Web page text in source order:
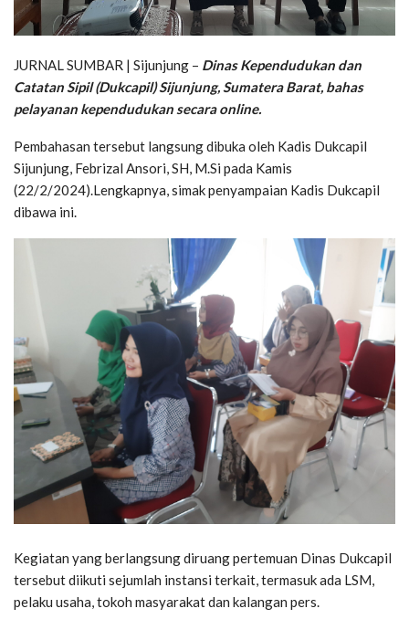
JURNAL SUMBAR | Sijunjung – Dinas Kependudukan dan
Catatan Sipil (Dukcapil) Sijunjung, Sumatera Barat, bahas
pelayanan kependudukan secara online.
Pembahasan tersebut langsung dibuka oleh Kadis Dukcapil
Sijunjung, Febrizal Ansori, SH, M.Si pada Kamis
(22/2/2024).Lengkapnya, simak penyampaian Kadis Dukcapil
dibawa ini.
Kegiatan yang berlangsung diruang pertemuan Dinas Dukcapil
tersebut diikuti sejumlah instansi terkait, termasuk ada LSM,
pelaku usaha, tokoh masyarakat dan kalangan pers.